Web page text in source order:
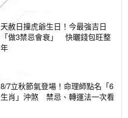
天赦日撞虎爺生日！今最強吉日
「做3禁忌會衰」 快曬錢包旺整
年
8/7立秋節氣登場！命理師點名「6
生肖」沖煞 禁忌、轉運法一次看